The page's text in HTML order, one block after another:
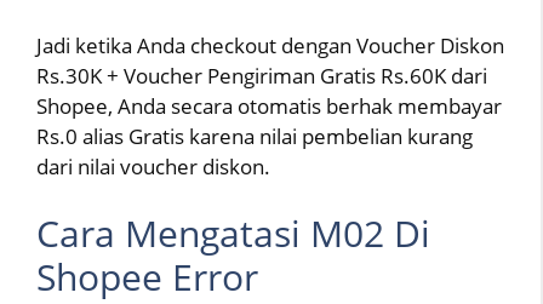
Jadi ketika Anda checkout dengan Voucher Diskon
Rs.30K + Voucher Pengiriman Gratis Rs.60K dari
Shopee, Anda secara otomatis berhak membayar
Rs.0 alias Gratis karena nilai pembelian kurang
dari nilai voucher diskon.
Cara Mengatasi M02 Di
Shopee Error